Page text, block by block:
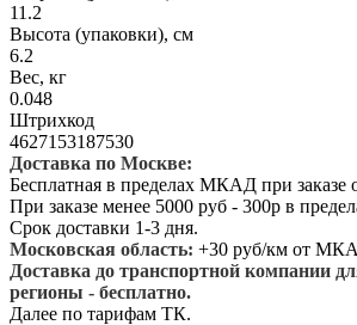
11.2
Высота (упаковки), см
6.2
Вес, кг
0.048
Штрихкод
4627153187530
Доставка по Москве:
Бесплатная в пределах МКАД при заказе
При заказе менее 5000 руб - 300р в
Срок доставки 1-3 дня.
Московская область: +30 руб/км от
Доставка до транспортной компании
регионы - бесплатно.
Далее по тарифам ТК.